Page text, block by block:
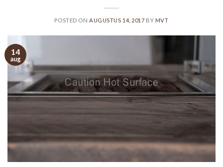
POSTED ON AUGUSTUS 14, 2017 BY MVT
14
aug